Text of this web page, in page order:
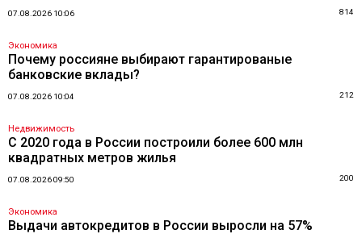
07.08.2026 10:06 814
Экономика
Почему россияне выбирают гарантированые
банковские вклады?
07.08.2026 10:04 212
Недвижимость
С 2020 года в России построили более 600 млн
квадратных метров жилья
07.08.2026 09:50 200
Экономика
Выдачи автокредитов в России выросли на 57%